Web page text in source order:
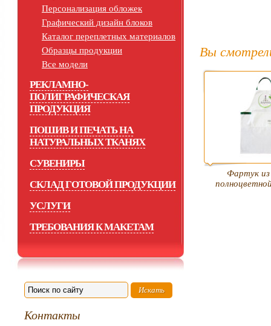
Персонализация обложек
Графический дизайн блоков
Каталог переплетных материалов
Образцы продукции
Все модели
РЕКЛАМНО-
ПОЛИГРАФИЧЕСКАЯ
ПРОДУКЦИЯ
ПОШИВ И ПЕЧАТЬ НА
НАТУРАЛЬНЫХ ТКАНЯХ
СУВЕНИРЫ
СКЛАД ГОТОВОЙ ПРОДУКЦИИ
УСЛУГИ
ТРЕБОВАНИЯ К МАКЕТАМ
Контакты
Вы
Фартук